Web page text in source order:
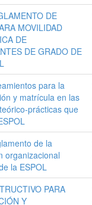
DE
MOVILIDAD
DE
DE GRADO DE
para la
y matrícula en las
prácticas que
de la
organizacional
la ESPOL
PARA
Y